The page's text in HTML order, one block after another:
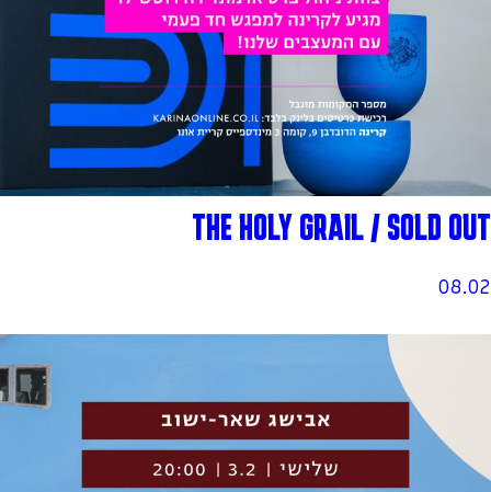
THE HOLY GRAIL / SOLD OUT
08.02